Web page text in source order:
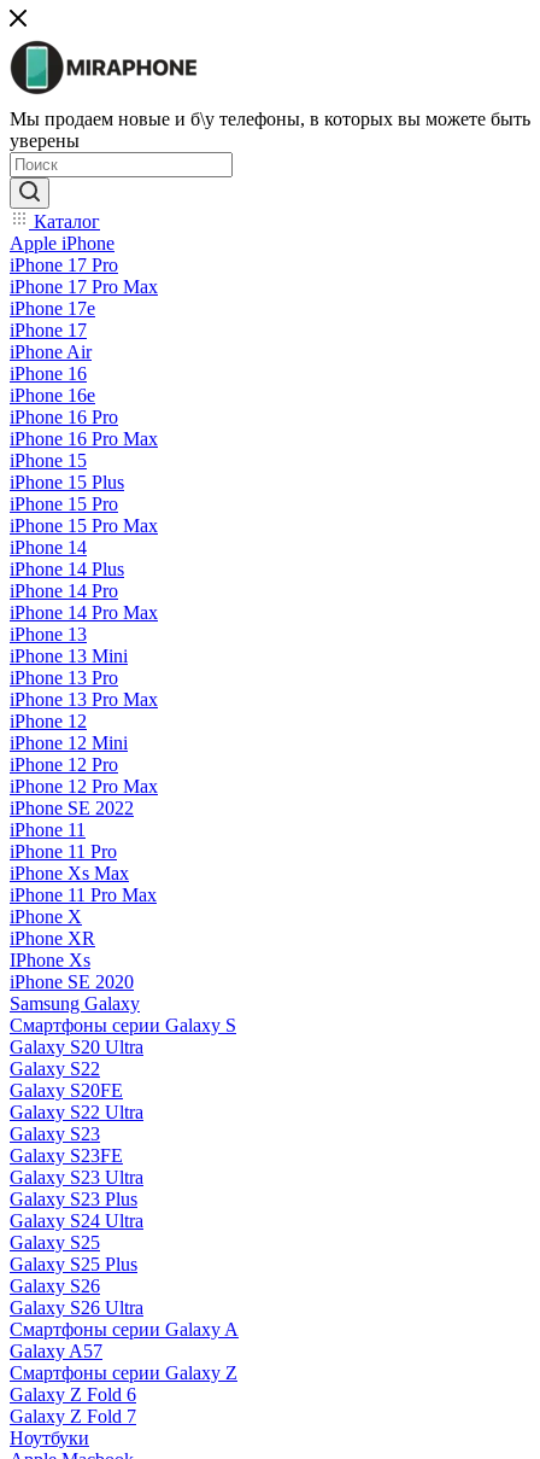
Мы продаем новые и б\у телефоны, в которых вы можете быть
уверены
Каталог
Apple iPhone
iPhone 17 Pro
iPhone 17 Pro Max
iPhone 17e
iPhone 17
iPhone Air
iPhone 16
iPhone 16e
iPhone 16 Pro
iPhone 16 Pro Max
iPhone 15
iPhone 15 Plus
iPhone 15 Pro
iPhone 15 Pro Max
iPhone 14
iPhone 14 Plus
iPhone 14 Pro
iPhone 14 Pro Max
iPhone 13
iPhone 13 Mini
iPhone 13 Pro
iPhone 13 Pro Max
iPhone 12
iPhone 12 Mini
iPhone 12 Pro
iPhone 12 Pro Max
iPhone SE 2022
iPhone 11
iPhone 11 Pro
iPhone Xs Max
iPhone 11 Pro Max
iPhone X
iPhone XR
IPhone Xs
iPhone SE 2020
Samsung Galaxy
Смартфоны серии Galaxy S
Galaxy S20 Ultra
Galaxy S22
Galaxy S20FE
Galaxy S22 Ultra
Galaxy S23
Galaxy S23FE
Galaxy S23 Ultra
Galaxy S23 Plus
Galaxy S24 Ultra
Galaxy S25
Galaxy S25 Plus
Galaxy S26
Galaxy S26 Ultra
Смартфоны серии Galaxy A
Galaxy A57
Смартфоны серии Galaxy Z
Galaxy Z Fold 6
Galaxy Z Fold 7
Ноутбуки